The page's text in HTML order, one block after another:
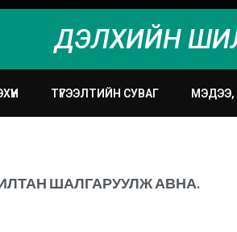
ДЭЛХИЙН
ТҮГЭЭЛТИЙН СУВАГ
ШАЛГАРУУЛЖ АВНА.